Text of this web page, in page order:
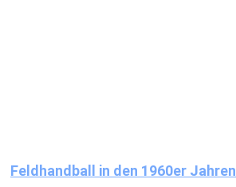
Feldhandball in den 1960er Jahren